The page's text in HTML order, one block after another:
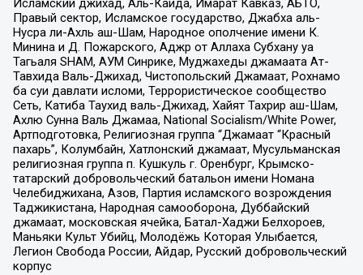
Исламский джихад, Аль-Каида, Имарат Кавказ, АБТО,
Правый сектор, Исламское государство, Джабха аль-
Нусра ли-Ахль аш-Шам, Народное ополчение имени К.
Минина и Д. Пожарского, Аджр от Аллаха Субхану уа
Тагьаля SHAM, АУМ Синрике, Муджахеды джамаата Ат-
Тавхида Валь-Джихад, Чистопольский Джамаат, Рохнамо
ба суи давлати исломи, Террористическое сообщество
Сеть, Катиба Таухид валь-Джихад, Хайят Тахрир аш-Шам,
Ахлю Сунна Валь Джамаа, National Socialism/White Power,
Артподготовка, Религиозная группа “Джамаат “Красный
пахарь”, Колумбайн, Хатлонский джамаат, Мусульманская
религиозная группа п. Кушкуль г. Оренбург, Крымско-
татарский добровольческий батальон имени Номана
Челебиджихана, Азов, Партия исламского возрождения
Таджикистана, Народная самооборона, Дуббайский
джамаат, московская ячейка, Батал-Хаджи Белхороев,
Маньяки Культ Убийц, Молодёжь Которая Улыбается,
Легион Свобода России, Айдар, Русский добровольческий
корпус